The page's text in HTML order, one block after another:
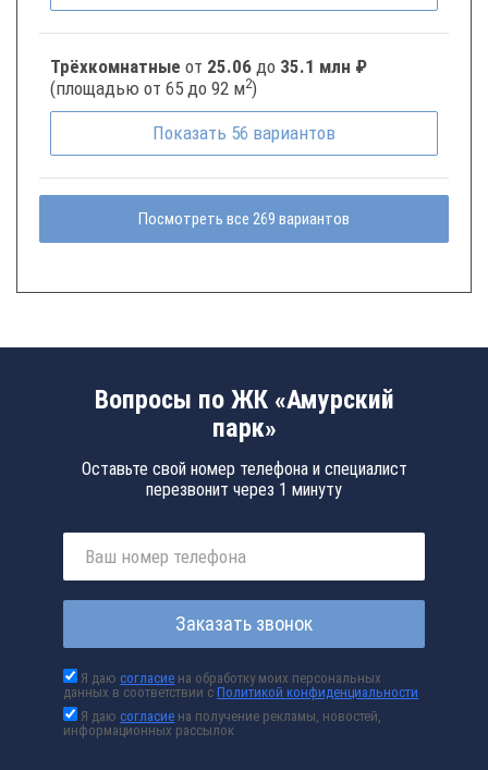
Трёхкомнатные от 25.06 до 35.1 млн ₽
(площадью от 65 до 92 м2)
Показать 56 вариантов
Посмотреть все 269 вариантов
Вопросы по ЖК «Амурский
парк»
Оставьте свой номер телефона и специалист
перезвонит через 1 минуту
Заказать звонок
Я даюсогласие на обработку моих персональных
данных в соответствии сПолитикой конфиденциальности
Я даюсогласие на получение рекламы, новостей,
информационных рассылок